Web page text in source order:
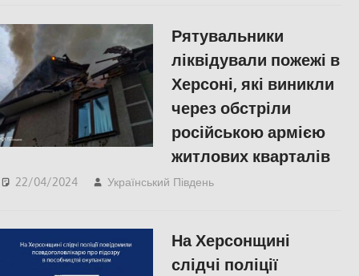
Рятувальники
ліквідували пожежі в
Херсоні, які виникли
через обстріли
російською армією
житлових кварталів
22/04/2024 Український Південь
На Херсонщині
слідчі поліції